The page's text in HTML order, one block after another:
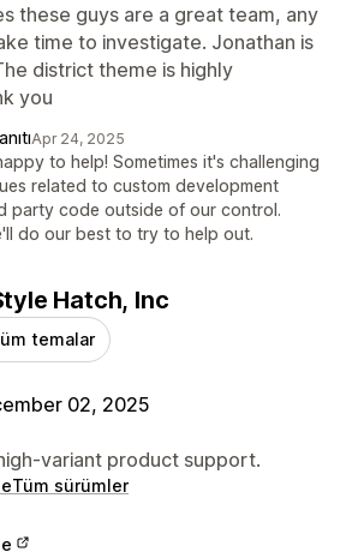
these guys are a great team, any
time to investigate. Jonathan is
district theme is highly
you
Apr 24, 2025
to help! Sometimes it's challenging
related to custom development
party code outside of our control.
do our best to try to help out.
Hatch, Inc
temalar
02, 2025
variant product support.
Tüm sürümler